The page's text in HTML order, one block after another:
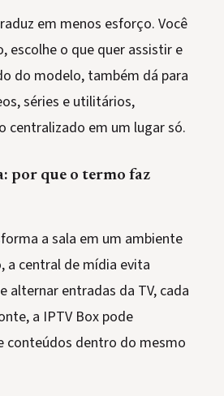
em menos esforço. Você
escolhe o que quer assistir e
do modelo, também dá para
séries e utilitários,
centralizado em um lugar só.
por que o termo faz
a sala em um ambiente
a central de mídia evita
alternar entradas da TV, cada
a IPTV Box pode
conteúdos dentro do mesmo